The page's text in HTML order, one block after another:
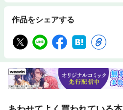
作品をシェアする